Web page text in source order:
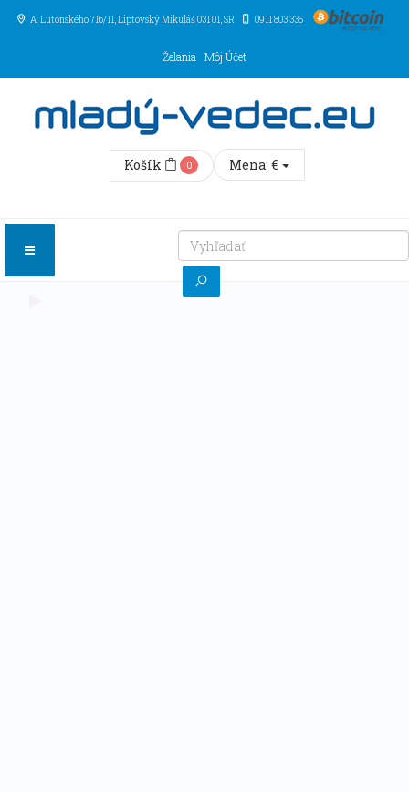
A. Lutonského 716/11, Liptovský Mikuláš031 01,SR 0911 803 335
Želania Môj Účet
Košík 0 Mena: €